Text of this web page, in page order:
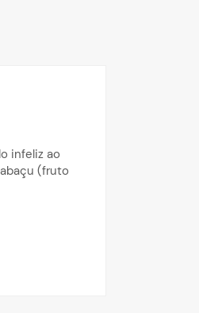
infeliz ao
(fruto